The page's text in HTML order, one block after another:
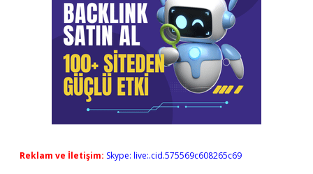
Reklam ve İletişim: Skype: live:.cid.575569c608265c69